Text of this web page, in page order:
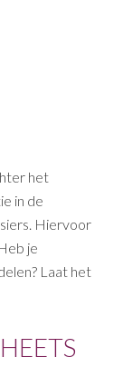
het
in de
Hiervoor
je
Laat het